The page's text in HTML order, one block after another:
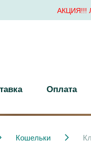
АКЦИЯ!!!
Оплата
Кошельки